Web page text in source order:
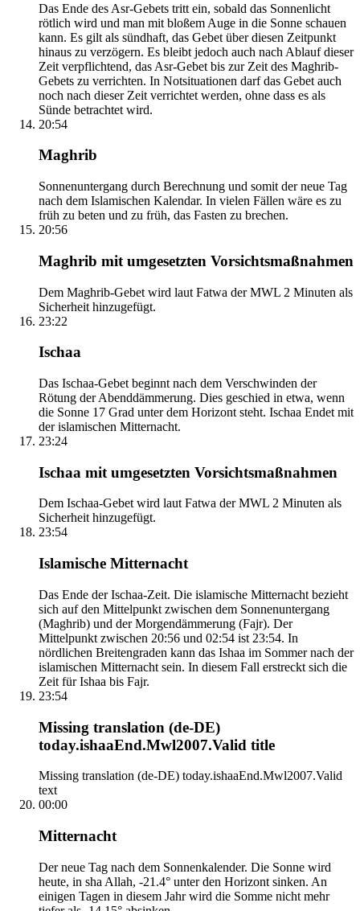
Das Ende des Asr-Gebets tritt ein, sobald das Sonnenlicht
rötlich wird und man mit bloßem Auge in die Sonne schauen
kann. Es gilt als sündhaft, das Gebet über diesen Zeitpunkt
hinaus zu verzögern. Es bleibt jedoch auch nach Ablauf dieser
Zeit verpflichtend, das Asr-Gebet bis zur Zeit des Maghrib-
Gebets zu verrichten. In Notsituationen darf das Gebet auch
noch nach dieser Zeit verrichtet werden, ohne dass es als
Sünde betrachtet wird.
20:54
Maghrib
Sonnenuntergang durch Berechnung und somit der neue Tag
nach dem Islamischen Kalendar. In vielen Fällen wäre es zu
früh zu beten und zu früh, das Fasten zu brechen.
20:56
Maghrib mit umgesetzten Vorsichtsmaßnahmen
Dem Maghrib-Gebet wird laut Fatwa der MWL 2 Minuten als
Sicherheit hinzugefügt.
23:22
Ischaa
Das Ischaa-Gebet beginnt nach dem Verschwinden der
Rötung der Abenddämmerung. Dies geschied in etwa, wenn
die Sonne 17 Grad unter dem Horizont steht. Ischaa Endet mit
der islamischen Mitternacht.
23:24
Ischaa mit umgesetzten Vorsichtsmaßnahmen
Dem Ischaa-Gebet wird laut Fatwa der MWL 2 Minuten als
Sicherheit hinzugefügt.
23:54
Islamische Mitternacht
Das Ende der Ischaa-Zeit. Die islamische Mitternacht bezieht
sich auf den Mittelpunkt zwischen dem Sonnenuntergang
(Maghrib) und der Morgendämmerung (Fajr). Der
Mittelpunkt zwischen 20:56 und 02:54 ist 23:54. In
nördlichen Breitengraden kann das Ishaa im Sommer nach der
islamischen Mitternacht sein. In diesem Fall erstreckt sich die
Zeit für Ishaa bis Fajr.
23:54
Missing translation (de-DE)
today.ishaaEnd.Mwl2007.Valid title
Missing translation (de-DE) today.ishaaEnd.Mwl2007.Valid
text
00:00
Mitternacht
Der neue Tag nach dem Sonnenkalender. Die Sonne wird
heute, in sha Allah, -21.4° unter den Horizont sinken. An
einigen Tagen in diesem Jahr wird die Somme nicht mehr